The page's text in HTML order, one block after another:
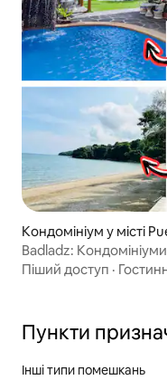
Кондомініум у місті
Badladz:
Піший доступ ·
Пункти
Інші типи помешкань